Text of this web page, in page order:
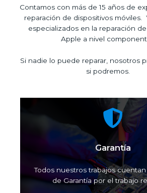
Contamos con más de 15 años de
reparación de dispositivos móviles.
especializados en la reparación
Apple a nivel
Si nadie lo puede reparar, nosotros
si podremos.
Garantía
Todos nuestros trabajos
de Garantía por el trabajo